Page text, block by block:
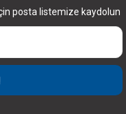
posta listemize kaydolun